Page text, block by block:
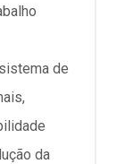
de
da